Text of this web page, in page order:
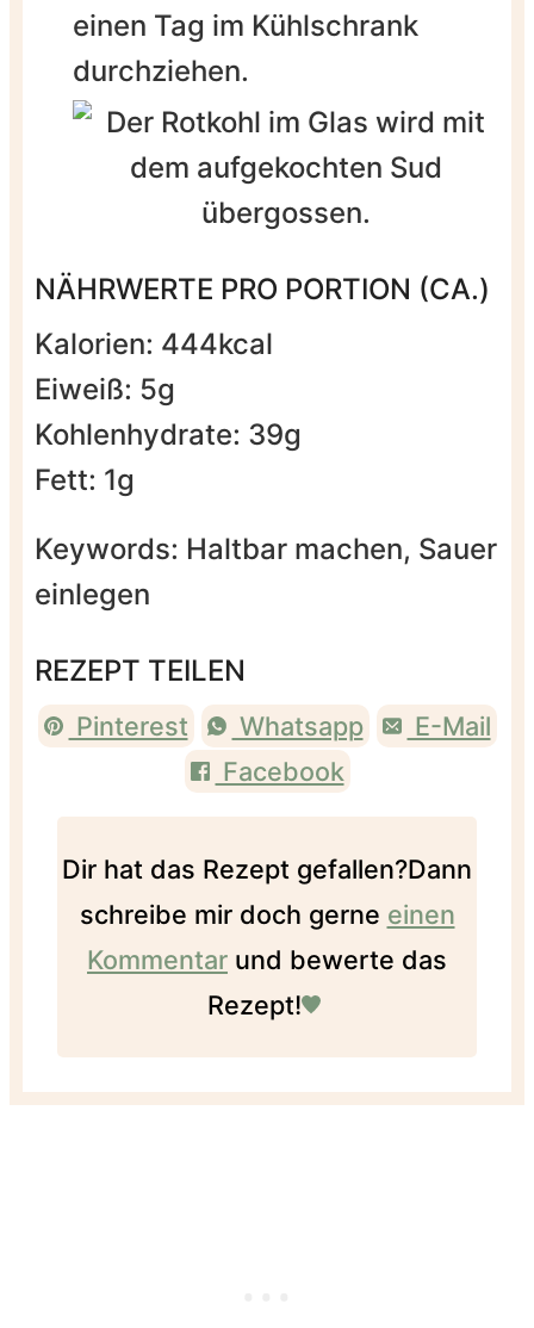
einen Tag im Kühlschrank
durchziehen.
NÄHRWERTE PRO PORTION (CA.)
Kalorien: 444kcal
Eiweiß: 5g
Kohlenhydrate: 39g
Fett: 1g
Keywords: Haltbar machen, Sauer
einlegen
REZEPT TEILEN
Pinterest Whatsapp
E-Mail
Facebook
Dir hat das Rezept gefallen?Dann
schreibe mir doch gerne einen
Kommentar und bewerte das
Rezept!